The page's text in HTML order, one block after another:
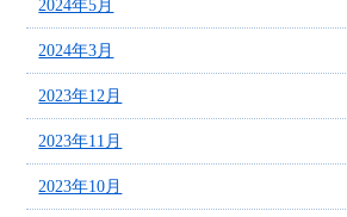
2024年5月
2024年3月
2023年12月
2023年11月
2023年10月